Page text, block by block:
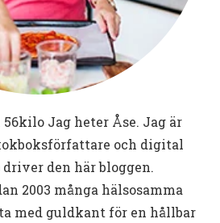
56kiloJag heter Åse. Jag är
och digital
den här bloggen.
2003 många hälsosamma
med guldkant för en hållbar